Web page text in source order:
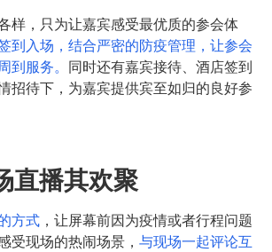
样，只为让嘉宾感受最优质的参会体
到入场，结合严密的防疫管理，让参会
到服务。 同时还有嘉宾接待、酒店签到
招待下，为嘉宾提供宾至如归的良好参
直播其欢聚
方式 ，让屏幕前因为疫情或者行程问题
受现场的热闹场景， 与现场一起评论互